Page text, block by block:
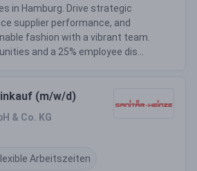
in Hamburg. Drive strategic
supplier performance, and
fashion with a vibrant team.
and a 25% employee dis...
(m/w/d)
& Co. KG
Arbeitszeiten